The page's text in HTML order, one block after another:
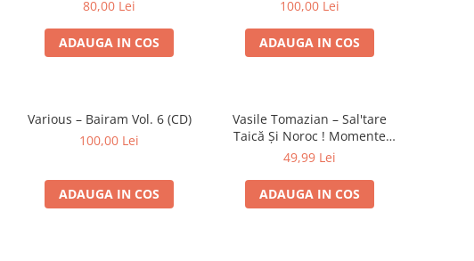
80,00 Lei
ADAUGA IN COS
100,00 Lei
ADAUGA IN COS
Various – Bairam Vol. 6 (CD)
100,00 Lei
ADAUGA IN COS
Vasile Tomazian – Sal'tare
Taică Și Noroc ! Momente
Vesele Cu Vasile Tomazian
49,99 Lei
ADAUGA IN COS